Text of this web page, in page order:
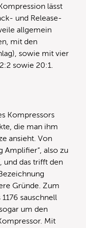
lässt
und Release-
allgemein
mit den
sowie mit vier
sowie 20:1.
Kompressors
die man ihm
ansieht. Von
Amplifier“, also zu
und das trifft den
Gründe. Zum
sauschnell
um den
Mit